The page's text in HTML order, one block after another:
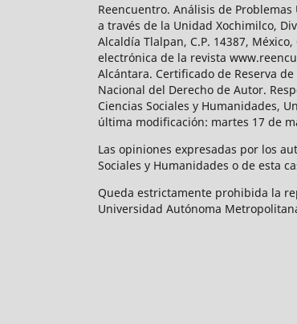
Reencuentro. Análisis de
a través de la Unidad Xochimilco,
Alcaldía Tlalpan, C.P. 14387,
electrónica de la revista
Alcántara. Certificado de Reserva
Nacional del Derecho de Autor.
Ciencias Sociales y Humanidades,
última modificación: martes 17 de
Las opiniones expresadas por los
Sociales y Humanidades o de esta
Queda estrictamente prohibida la
Universidad Autónoma